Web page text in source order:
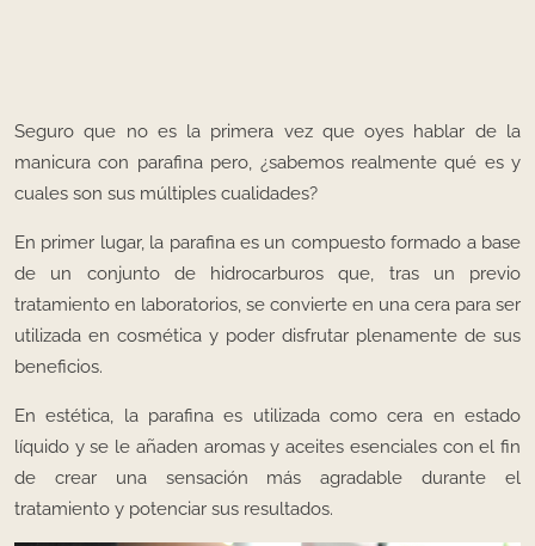
Seguro que no es la primera vez que oyes hablar de la
manicura con parafina pero, ¿sabemos realmente qué es y
cuales son sus múltiples cualidades?
En primer lugar, la parafina es un compuesto formado a base
de un conjunto de hidrocarburos que, tras un previo
tratamiento en laboratorios, se convierte en una cera para ser
utilizada en cosmética y poder disfrutar plenamente de sus
beneficios.
En estética, la parafina es utilizada como cera en estado
líquido y se le añaden aromas y aceites esenciales con el fin
de crear una sensación más agradable durante el
tratamiento y potenciar sus resultados.